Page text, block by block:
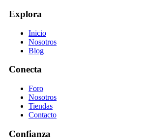
Explora
Inicio
Nosotros
Blog
Conecta
Foro
Nosotros
Tiendas
Contacto
Confianza